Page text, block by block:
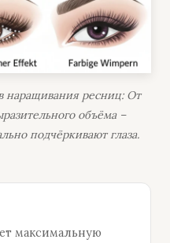
наращивания ресниц: От
объёма –
подчёркивают глаза.
максимальную